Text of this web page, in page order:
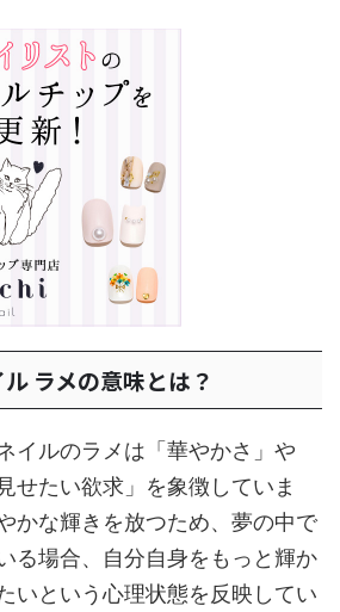
ル ラメの意味とは？
イルのラメは「華やかさ」や
せたい欲求」を象徴していま
かな輝きを放つため、夢の中で
る場合、自分自身をもっと輝か
いという心理状態を反映してい